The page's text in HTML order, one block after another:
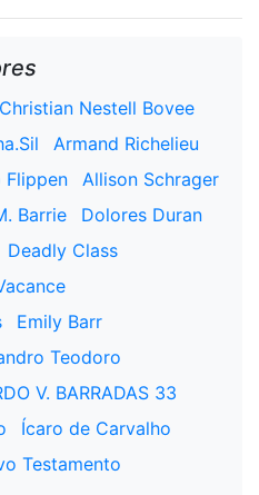
Christian Nestell Bovee
Armand Richelieu
Flippen
Allison Schrager
Barrie
Dolores Duran
Deadly Class
Emily Barr
Teodoro
V. BARRADAS 33
Ícaro de Carvalho
Testamento